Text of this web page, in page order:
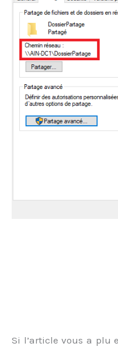
Si l’article vous a plu